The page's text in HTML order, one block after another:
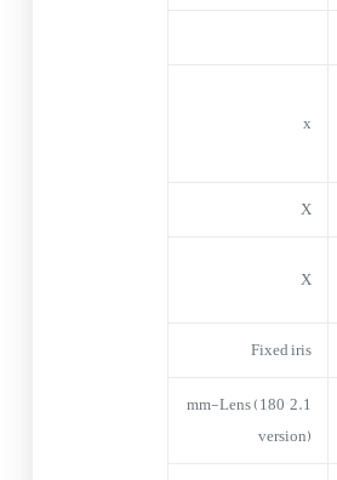
x
X
X
Fixed iris
2.1 mm-Lens (180°
version)